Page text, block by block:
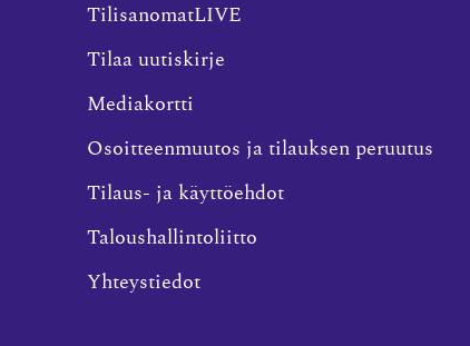
TilisanomatLIVE
Tilaa uutiskirje
Mediakortti
Osoitteenmuutos ja tilauksen peruutus
Tilaus- ja käyttöehdot
Taloushallintoliitto
Yhteystiedot